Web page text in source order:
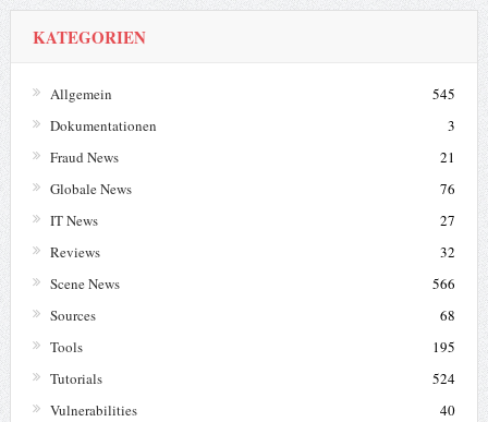
KATEGORIEN
Allgemein
545
Dokumentationen
3
Fraud News
21
Globale News
76
IT News
27
Reviews
32
Scene News
566
Sources
68
Tools
195
Tutorials
524
Vulnerabilities
40